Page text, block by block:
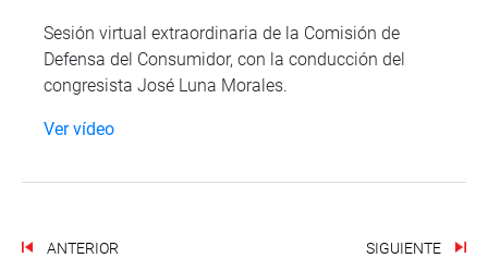
Sesión virtual extraordinaria de la Comisión de
Defensa del Consumidor, con la conducción del
congresista José Luna Morales.
Ver vídeo
ANTERIOR SIGUIENTE